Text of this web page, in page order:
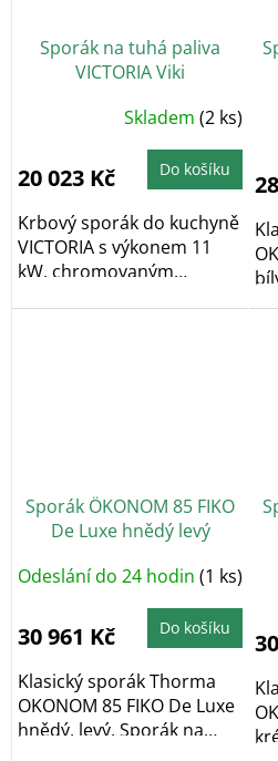
Sporák na tuhá paliva
VICTORIA Viki
5,0
z
hvězdiček.
Skladem(2 ks)
20 023 Kč Do košíku
Krbový sporák do kuchyně
VICTORIA s výkonem 11
kW, chromovaným
z
5
a
Sporák ÖKONOM 85 FIKO
De Luxe hnědý levý
Odeslání do 24 hodin (1 ks)
30 961 Kč Do košíku
Klasický sporák Thorma
OKONOM 85 FIKO De Luxe
hnědý, levý. Sporák na
z
5